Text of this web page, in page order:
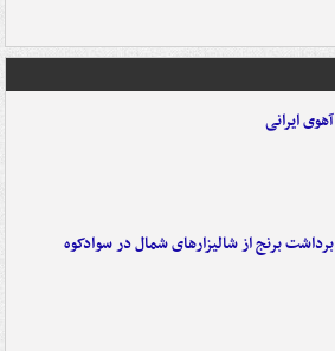
آهوی ایرانی
برداشت برنج از شالیزارهای شمال در سوادکوه